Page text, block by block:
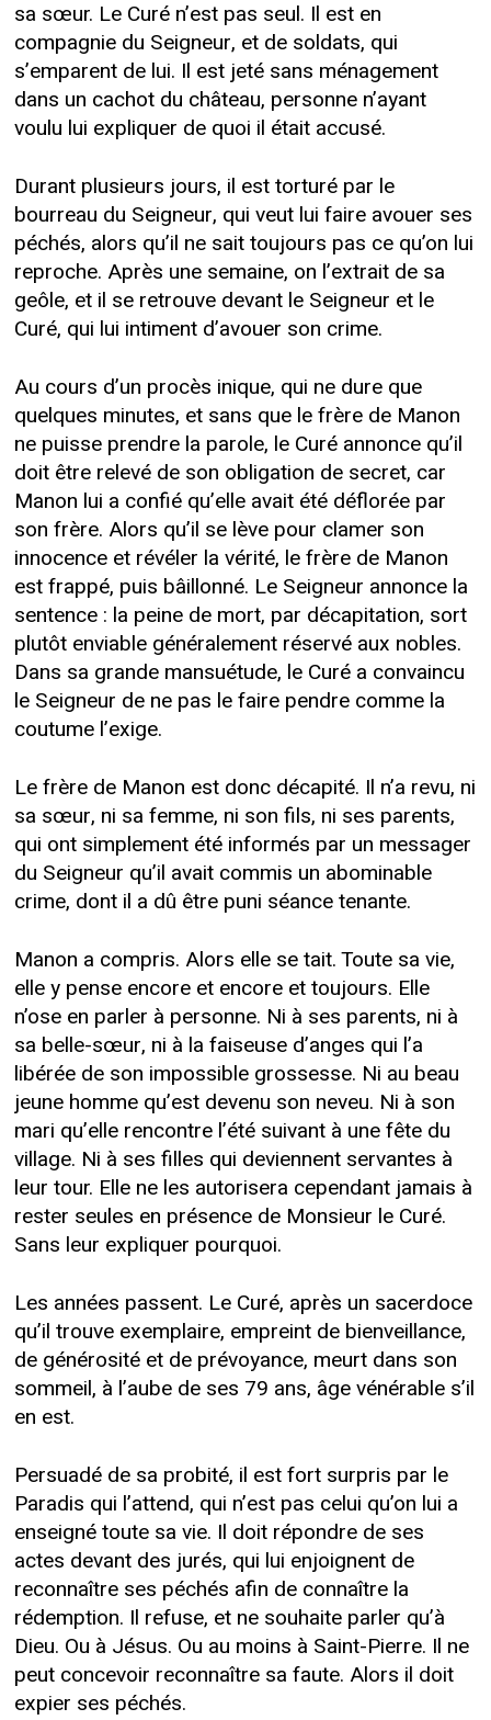
sa sœur. Le Curé n’est pas seul. Il est en
compagnie du Seigneur, et de soldats, qui
s’emparent de lui. Il est jeté sans ménagement
dans un cachot du château, personne n’ayant
voulu lui expliquer de quoi il était accusé.
Durant plusieurs jours, il est torturé par le
bourreau du Seigneur, qui veut lui faire avouer ses
péchés, alors qu’il ne sait toujours pas ce qu’on lui
reproche. Après une semaine, on l’extrait de sa
geôle, et il se retrouve devant le Seigneur et le
Curé, qui lui intiment d’avouer son crime.
Au cours d’un procès inique, qui ne dure que
quelques minutes, et sans que le frère de Manon
ne puisse prendre la parole, le Curé annonce qu’il
doit être relevé de son obligation de secret, car
Manon lui a confié qu’elle avait été déflorée par
son frère. Alors qu’il se lève pour clamer son
innocence et révéler la vérité, le frère de Manon
est frappé, puis bâillonné. Le Seigneur annonce la
sentence : la peine de mort, par décapitation, sort
plutôt enviable généralement réservé aux nobles.
Dans sa grande mansuétude, le Curé a convaincu
le Seigneur de ne pas le faire pendre comme la
coutume l’exige.
Le frère de Manon est donc décapité. Il n’a revu, ni
sa sœur, ni sa femme, ni son fils, ni ses parents,
qui ont simplement été informés par un messager
du Seigneur qu’il avait commis un abominable
crime, dont il a dû être puni séance tenante.
Manon a compris. Alors elle se tait. Toute sa vie,
elle y pense encore et encore et toujours. Elle
n’ose en parler à personne. Ni à ses parents, ni à
sa belle-sœur, ni à la faiseuse d’anges qui l’a
libérée de son impossible grossesse. Ni au beau
jeune homme qu’est devenu son neveu. Ni à son
mari qu’elle rencontre l’été suivant à une fête du
village. Ni à ses filles qui deviennent servantes à
leur tour. Elle ne les autorisera cependant jamais à
rester seules en présence de Monsieur le Curé.
Sans leur expliquer pourquoi.
Les années passent. Le Curé, après un sacerdoce
qu’il trouve exemplaire, empreint de bienveillance,
de générosité et de prévoyance, meurt dans son
sommeil, à l’aube de ses 79 ans, âge vénérable s’il
en est.
Persuadé de sa probité, il est fort surpris par le
Paradis qui l’attend, qui n’est pas celui qu’on lui a
enseigné toute sa vie. Il doit répondre de ses
actes devant des jurés, qui lui enjoignent de
reconnaître ses péchés afin de connaître la
rédemption. Il refuse, et ne souhaite parler qu’à
Dieu. Ou à Jésus. Ou au moins à Saint-Pierre. Il ne
peut concevoir reconnaître sa faute. Alors il doit
expier ses péchés.